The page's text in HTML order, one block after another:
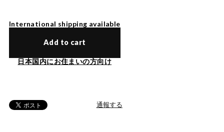
International shipping available
Add to cart
日本国内にお住まいの方向け
通報する